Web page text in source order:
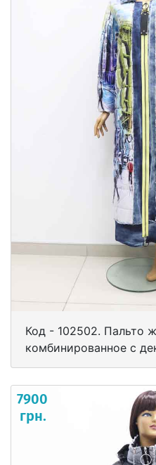
Код - 102502. Пальто
комбинированное с
7900
грн.